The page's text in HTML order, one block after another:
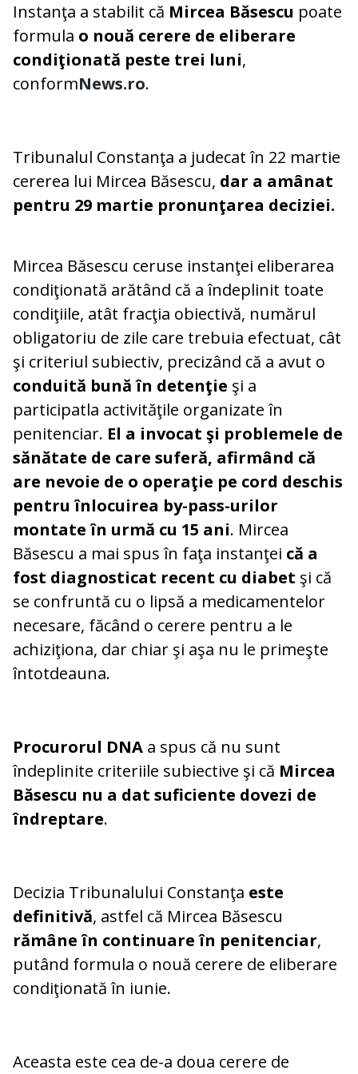
Instanţa a stabilit că Mircea Băsescu poate
formula o nouă cerere de eliberare
condiţionată peste trei luni,
conformNews.ro.
Tribunalul Constanţa a judecat în 22 martie
cererea lui Mircea Băsescu, dar a amânat
pentru 29 martie pronunţarea deciziei.
Mircea Băsescu ceruse instanţei eliberarea
condiţionată arătând că a îndeplinit toate
condiţiile, atât fracţia obiectivă, numărul
obligatoriu de zile care trebuia efectuat, cât
şi criteriul subiectiv, precizând că a avut o
conduită bună în detenţie şi a
participatla activităţile organizate în
penitenciar. El a invocat şi problemele de
sănătate de care suferă, afirmând că
are nevoie de o operaţie pe cord deschis
pentru înlocuirea by-pass-urilor
montate în urmă cu 15 ani. Mircea
Băsescu a mai spus în faţa instanţei că a
fost diagnosticat recent cu diabet şi că
se confruntă cu o lipsă a medicamentelor
necesare, făcând o cerere pentru a le
achiziţiona, dar chiar şi aşa nu le primeşte
întotdeauna.
Procurorul DNA a spus că nu sunt
îndeplinite criteriile subiective şi că Mircea
Băsescu nu a dat suficiente dovezi de
îndreptare.
Decizia Tribunalului Constanţa este
definitivă, astfel că Mircea Băsescu
rămâne în continuare în penitenciar,
putând formula o nouă cerere de eliberare
condiţionată în iunie.
Aceasta este cea de-a doua cerere de